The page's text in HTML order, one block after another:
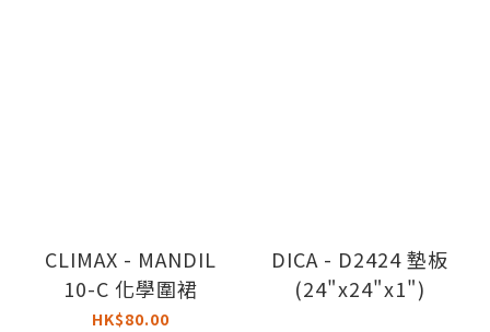
CLIMAX - MANDIL
10-C 化學圍裙
HK$80.00
DICA - D2424 墊板
(24"x24"x1")